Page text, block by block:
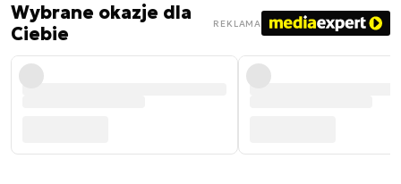
Wybrane okazje dla
Ciebie
REKLAMA